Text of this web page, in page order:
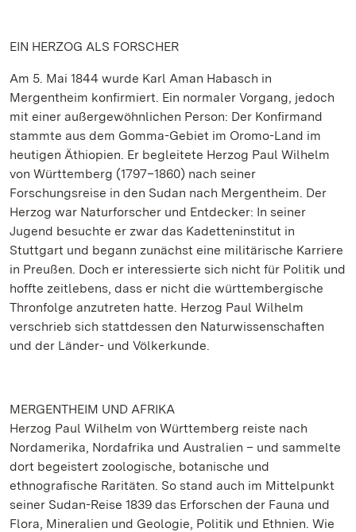
EIN HERZOG ALS FORSCHER
Am 5. Mai 1844 wurde Karl Aman Habasch in
Mergentheim konfirmiert. Ein normaler Vorgang, jedoch
mit einer außergewöhnlichen Person: Der Konfirmand
stammte aus dem Gomma-Gebiet im Oromo-Land im
heutigen Äthiopien. Er begleitete Herzog Paul Wilhelm
von Württemberg (1797–1860) nach seiner
Forschungsreise in den Sudan nach Mergentheim. Der
Herzog war Naturforscher und Entdecker: In seiner
Jugend besuchte er zwar das Kadetteninstitut in
Stuttgart und begann zunächst eine militärische Karriere
in Preußen. Doch er interessierte sich nicht für Politik und
hoffte zeitlebens, dass er nicht die württembergische
Thronfolge anzutreten hatte. Herzog Paul Wilhelm
verschrieb sich stattdessen den Naturwissenschaften
und der Länder- und Völkerkunde.
MERGENTHEIM UND AFRIKA
Herzog Paul Wilhelm von Württemberg reiste nach
Nordamerika, Nordafrika und Australien – und sammelte
dort begeistert zoologische, botanische und
ethnografische Raritäten. So stand auch im Mittelpunkt
seiner Sudan-Reise 1839 das Erforschen der Fauna und
Flora, Mineralien und Geologie, Politik und Ethnien. Wie